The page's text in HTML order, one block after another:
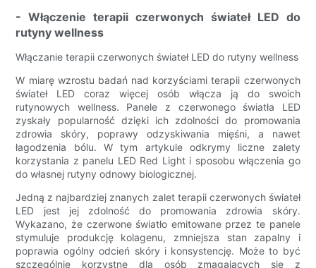
- Włączenie terapii czerwonych świateł LED do
rutyny wellness
Włączanie terapii czerwonych świateł LED do rutyny wellness
W miarę wzrostu badań nad korzyściami terapii czerwonych
świateł LED coraz więcej osób włącza ją do swoich
rutynowych wellness. Panele z czerwonego światła LED
zyskały popularność dzięki ich zdolności do promowania
zdrowia skóry, poprawy odzyskiwania mięśni, a nawet
łagodzenia bólu. W tym artykule odkrymy liczne zalety
korzystania z panelu LED Red Light i sposobu włączenia go
do własnej rutyny odnowy biologicznej.
Jedną z najbardziej znanych zalet terapii czerwonych świateł
LED jest jej zdolność do promowania zdrowia skóry.
Wykazano, że czerwone światło emitowane przez te panele
stymuluje produkcję kolagenu, zmniejsza stan zapalny i
poprawia ogólny odcień skóry i konsystencję. Może to być
szczególnie korzystne dla osób zmagających się z